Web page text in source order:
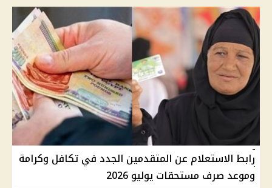
رابط الاستعلام عن المتقدمين الجدد في تكافل وكرامة
وموعد صرف مستحقات يوليو 2026